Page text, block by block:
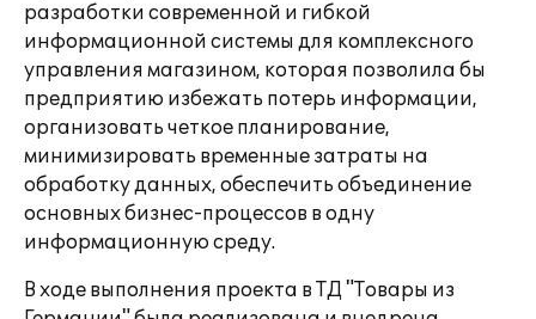
разработки современной и гибкой
информационной системы для комплексного
управления магазином, которая позволила бы
предприятию избежать потерь информации,
организовать четкое планирование,
минимизировать временные затраты на
обработку данных, обеспечить объединение
основных бизнес-процессов в одну
информационную среду.
В ходе выполнения проекта в ТД "Товары из